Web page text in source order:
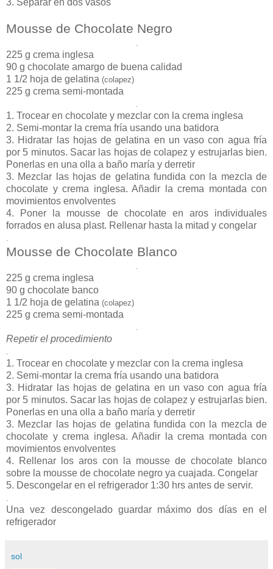
3. Separar en dos vasos
Mousse de Chocolate Negro
.
225 g crema inglesa
90 g chocolate amargo de buena calidad
1 1/2 hoja de gelatina (colapez)
225 g crema semi-montada
.
1. Trocear en chocolate y mezclar con la crema inglesa
2. Semi-montar la crema fría usando una batidora
3. Hidratar las hojas de gelatina en un vaso con agua fría
por 5 minutos. Sacar las hojas de colapez y estrujarlas bien.
Ponerlas en una olla a baño maría y derretir
3. Mezclar las hojas de gelatina fundida con la mezcla de
chocolate y crema inglesa. Añadir la crema montada con
movimientos envolventes
4. Poner la mousse de chocolate en aros individuales
forrados en alusa plast. Rellenar hasta la mitad y congelar
.
Mousse de Chocolate Blanco
.
225 g crema inglesa
90 g chocolate banco
1 1/2 hoja de gelatina (colapez)
225 g crema semi-montada
.
Repetir el procedimiento
.
1. Trocear en chocolate y mezclar con la crema inglesa
2. Semi-montar la crema fría usando una batidora
3. Hidratar las hojas de gelatina en un vaso con agua fría
por 5 minutos. Sacar las hojas de colapez y estrujarlas bien.
Ponerlas en una olla a baño maría y derretir
3. Mezclar las hojas de gelatina fundida con la mezcla de
chocolate y crema inglesa. Añadir la crema montada con
movimientos envolventes
4. Rellenar los aros con la mousse de chocolate blanco
sobre la mousse de chocolate negro ya cuajada. Congelar
5. Descongelar en el refrigerador 1:30 hrs antes de servir.
.
Una vez descongelado guardar máximo dos días en el
refrigerador
sol